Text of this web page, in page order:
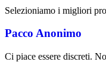
Selezioniamo i migliori
Pacco Anonimo
Ci piace essere discreti.